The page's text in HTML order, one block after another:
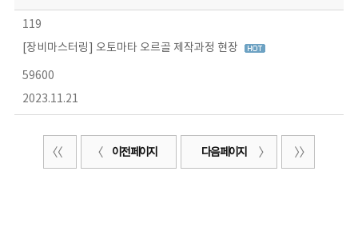
119
[장비마스터링] 오토마타 오르골 제작과정 현장
59600
2023.11.21
이전 페이지 다음 페이지